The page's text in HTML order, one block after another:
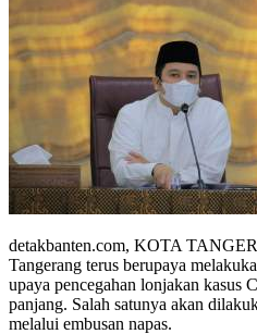
detakbanten.com, KOTA
Tangerang terus berupaya
upaya pencegahan lonjakan kasus
panjang. Salah satunya akan
melalui embusan napas.